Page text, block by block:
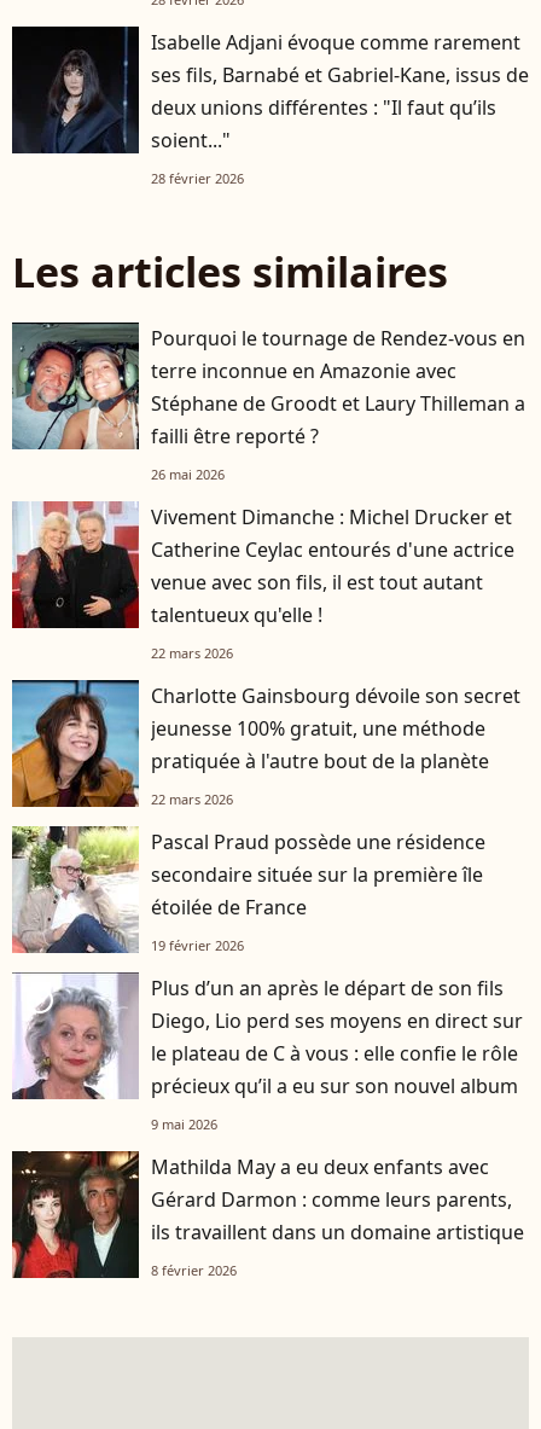
Isabelle Adjani évoque comme rarement
ses fils, Barnabé et Gabriel-Kane, issus de
deux unions différentes : "Il faut qu’ils
soient..."
28 février 2026
Les articles similaires
Pourquoi le tournage de Rendez-vous en
terre inconnue en Amazonie avec
Stéphane de Groodt et Laury Thilleman a
failli être reporté ?
26 mai 2026
Vivement Dimanche : Michel Drucker et
Catherine Ceylac entourés d'une actrice
venue avec son fils, il est tout autant
talentueux qu'elle !
22 mars 2026
Charlotte Gainsbourg dévoile son secret
jeunesse 100% gratuit, une méthode
pratiquée à l'autre bout de la planète
22 mars 2026
Pascal Praud possède une résidence
secondaire située sur la première île
étoilée de France
19 février 2026
player2
Plus d’un an après le départ de son fils
Diego, Lio perd ses moyens en direct sur
le plateau de C à vous : elle confie le rôle
précieux qu’il a eu sur son nouvel album
9 mai 2026
Mathilda May a eu deux enfants avec
Gérard Darmon : comme leurs parents,
ils travaillent dans un domaine artistique
8 février 2026